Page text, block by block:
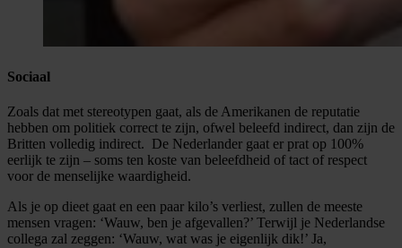
Sociaal
Zoals dat met stereotypen gaat, als de Amerikanen de reputatie
hebben om politiek correct te zijn, ofwel beleefd indirect, dan zijn de
Britten volledig indirect. De Nederlander gaat er prat op 100%
eerlijk te zijn – soms ten koste van beleefdheid of tact of respect
voor de menselijke waardigheid.
Als je op dieet gaat en een paar kilo’s verliest, zullen de meeste
mensen vragen: ‘Wauw, ben je afgevallen?’ Terwijl je Nederlandse
collega zal zeggen: ‘Wauw, wat was je eigenlijk dik!’ Ja,